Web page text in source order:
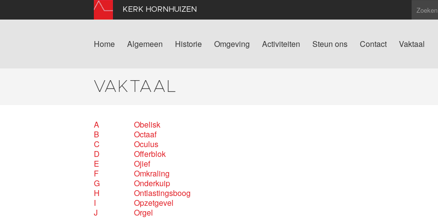
KERK HORNHUIZEN
Home Algemeen Historie Omgeving Activiteiten Steun ons Contact Vaktaal
VAKTAAL
A
B
C
D
E
F
G
H
I
J
Obelisk
Octaaf
Oculus
Offerblok
Ojief
Omkraling
Onderkuip
Ontlastingsboog
Opzetgevel
Orgel